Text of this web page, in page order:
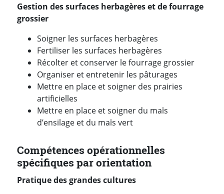
Gestion des surfaces herbagères et de fourrage
grossier
Soigner les surfaces herbagères
Fertiliser les surfaces herbagères
Récolter et conserver le fourrage grossier
Organiser et entretenir les pâturages
Mettre en place et soigner des prairies
artificielles
Mettre en place et soigner du maïs
d’ensilage et du maïs vert
Compétences opérationnelles
spécifiques par orientation
Pratique des grandes cultures